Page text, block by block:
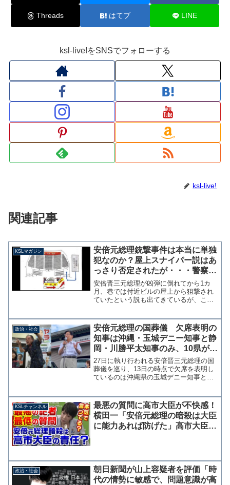
Threads はてブ LINE
ksl-live!をSNSでフォローする
ksl-live!
関連記事
KSLマガジン
安倍元総理銃撃事件は本当に単独
犯なのか？屋上スナイパー説はあ
っさり否定されたが・・・警察の
不可解な対応は何を意味するのか
【マガジン184号】
安倍晋三元総理が凶弾に倒れてから1カ
月、巷では付近ビルの屋上から狙撃され
ていたという説も出てきているが、この
る。 また、いまさらになって大手メデ
ィアが山上徹也容疑者の供述に...
政治・社会
安倍元総理の国葬儀 欠席表明の
知事は沖縄・玉城デニー知事と静
岡・川勝平太知事のみ、10県が未
定か協議中
27日に執り行われる安倍晋三元総理の国
葬儀を巡り、13日の時点で欠席を表明し
ているのは沖縄県の玉城デニー知事と静
葬、35知事が参列 欠席は2県、10県明
言せず ｜ 共同...
KSLチャンネル
最悪の質問に高市大臣が不快感！
横田一「安倍元総理の暗殺は大臣
に能力あれば防げた」高市大臣
政治・社会
朝日新聞が山上容疑者を評価「時
代の情勢に敏感で、問題意識が高